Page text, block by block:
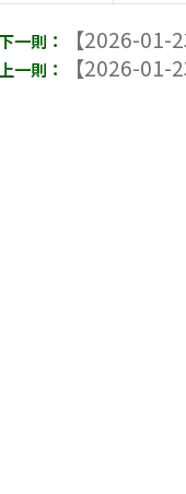
【2026-01-
【2026-01-